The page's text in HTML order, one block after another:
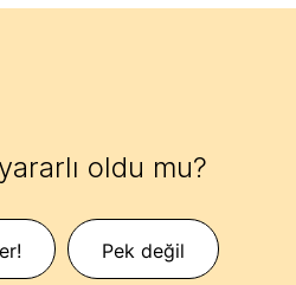
oldu mu?
Pek değil